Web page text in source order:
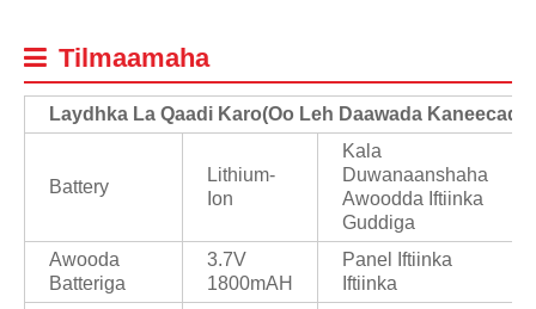
Tilmaamaha
Laydhka La Qaadi Karo(Oo Leh Daawada Kaneecada)
Battery
Lithium-
Ion
Kala
Duwanaanshaha
Awoodda Iftiinka
Guddiga
Awooda
Batteriga
3.7V
1800mAH
Panel Iftiinka
Iftiinka